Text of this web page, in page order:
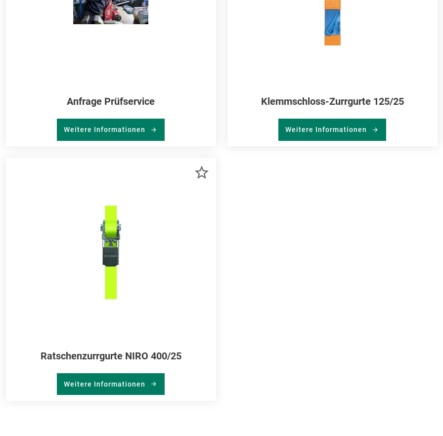
Anfrage Prüfservice
Weitere Informationen
Klemmschloss-Zurrgurte 125/25
Weitere Informationen
Ratschenzurrgurte NIRO 400/25
Weitere Informationen